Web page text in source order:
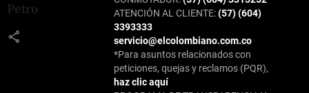
Petro
share
ATENCIÓN AL CLIENTE:(57) (604)
3393333
servicio@elcolombiano.com.co
*Para asuntos relacionados con
peticiones, quejas y reclamos (PQR),
haz clic aquí